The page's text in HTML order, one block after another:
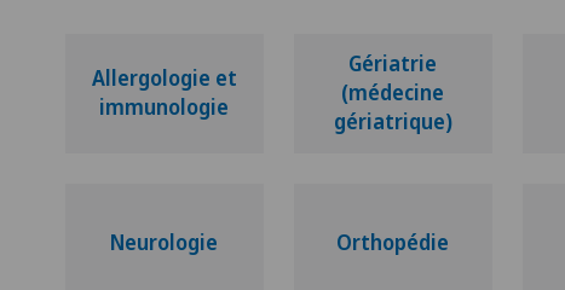
Allergologie et
immunologie
Gériatrie
(médecine
gériatrique)
Neurologie Orthopédie